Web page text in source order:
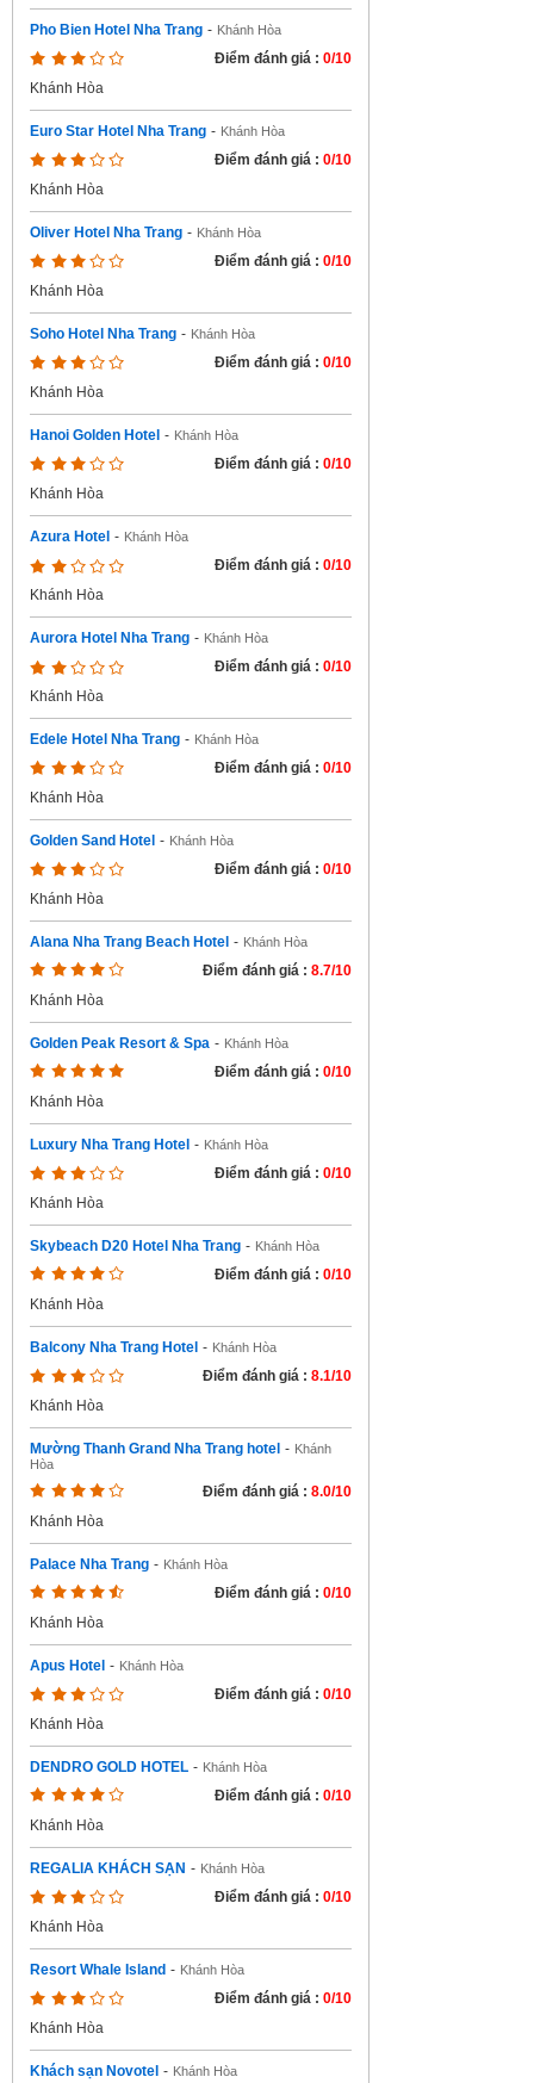
Pho Bien Hotel Nha Trang - Khánh Hòa
Điểm đánh giá : 0/10
Khánh Hòa
Euro Star Hotel Nha Trang - Khánh Hòa
Điểm đánh giá : 0/10
Khánh Hòa
Oliver Hotel Nha Trang - Khánh Hòa
Điểm đánh giá : 0/10
Khánh Hòa
Soho Hotel Nha Trang - Khánh Hòa
Điểm đánh giá : 0/10
Khánh Hòa
Hanoi Golden Hotel - Khánh Hòa
Điểm đánh giá : 0/10
Khánh Hòa
Azura Hotel - Khánh Hòa
Điểm đánh giá : 0/10
Khánh Hòa
Aurora Hotel Nha Trang - Khánh Hòa
Điểm đánh giá : 0/10
Khánh Hòa
Edele Hotel Nha Trang - Khánh Hòa
Điểm đánh giá : 0/10
Khánh Hòa
Golden Sand Hotel - Khánh Hòa
Điểm đánh giá : 0/10
Khánh Hòa
Alana Nha Trang Beach Hotel - Khánh Hòa
Điểm đánh giá : 8.7/10
Khánh Hòa
Golden Peak Resort & Spa - Khánh Hòa
Điểm đánh giá : 0/10
Khánh Hòa
Luxury Nha Trang Hotel - Khánh Hòa
Điểm đánh giá : 0/10
Khánh Hòa
Skybeach D20 Hotel Nha Trang - Khánh Hòa
Điểm đánh giá : 0/10
Khánh Hòa
Balcony Nha Trang Hotel - Khánh Hòa
Điểm đánh giá : 8.1/10
Khánh Hòa
Mường Thanh Grand Nha Trang hotel - Khánh
Hòa
Điểm đánh giá : 8.0/10
Khánh Hòa
Palace Nha Trang - Khánh Hòa
Điểm đánh giá : 0/10
Khánh Hòa
Apus Hotel - Khánh Hòa
Điểm đánh giá : 0/10
Khánh Hòa
DENDRO GOLD HOTEL - Khánh Hòa
Điểm đánh giá : 0/10
Khánh Hòa
REGALIA KHÁCH SẠN - Khánh Hòa
Điểm đánh giá : 0/10
Khánh Hòa
Resort Whale Island - Khánh Hòa
Điểm đánh giá : 0/10
Khánh Hòa
Khách sạn Novotel - Khánh Hòa